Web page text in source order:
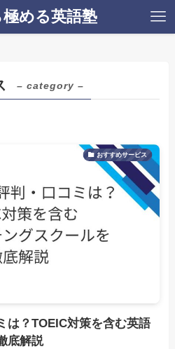
める英語塾
– category –
おすすめサービス
は？TOEIC対策を含む英語
底解説